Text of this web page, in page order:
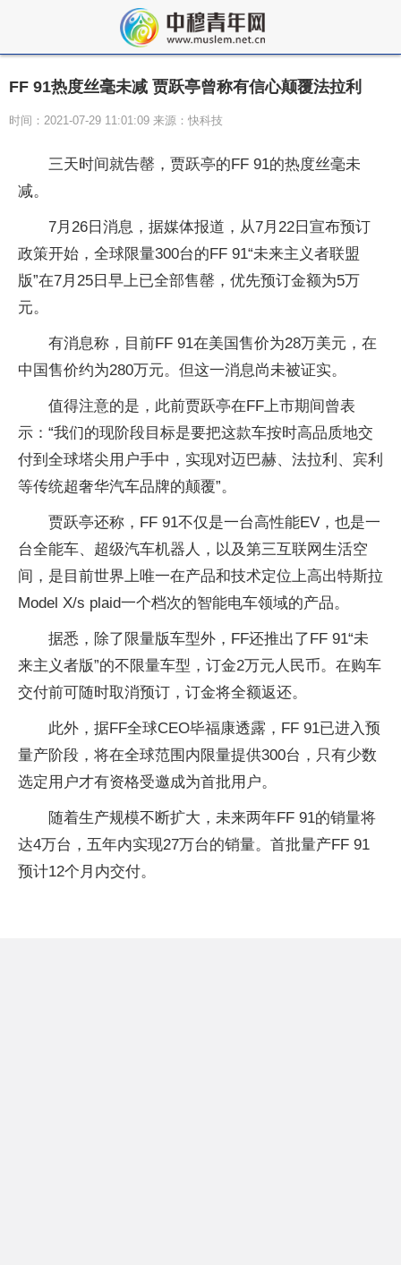
FF 91热度丝毫未减 贾跃亭曾称有信心颠覆法拉利
时间：2021-07-29 11:01:09 来源：快科技
三天时间就告罄，贾跃亭的FF 91的热度丝毫未
减。
7月26日消息，据媒体报道，从7月22日宣布预订
政策开始，全球限量300台的FF 91“未来主义者联盟
版”在7月25日早上已全部售罄，优先预订金额为5万
元。
有消息称，目前FF 91在美国售价为28万美元，在
中国售价约为280万元。但这一消息尚未被证实。
值得注意的是，此前贾跃亭在FF上市期间曾表
示：“我们的现阶段目标是要把这款车按时高品质地交
付到全球塔尖用户手中，实现对迈巴赫、法拉利、宾利
等传统超奢华汽车品牌的颠覆”。
贾跃亭还称，FF 91不仅是一台高性能EV，也是一
台全能车、超级汽车机器人，以及第三互联网生活空
间，是目前世界上唯一在产品和技术定位上高出特斯拉
Model X/s plaid一个档次的智能电车领域的产品。
据悉，除了限量版车型外，FF还推出了FF 91“未
来主义者版”的不限量车型，订金2万元人民币。在购车
交付前可随时取消预订，订金将全额返还。
此外，据FF全球CEO毕福康透露，FF 91已进入预
量产阶段，将在全球范围内限量提供300台，只有少数
选定用户才有资格受邀成为首批用户。
随着生产规模不断扩大，未来两年FF 91的销量将
达4万台，五年内实现27万台的销量。首批量产FF 91
预计12个月内交付。